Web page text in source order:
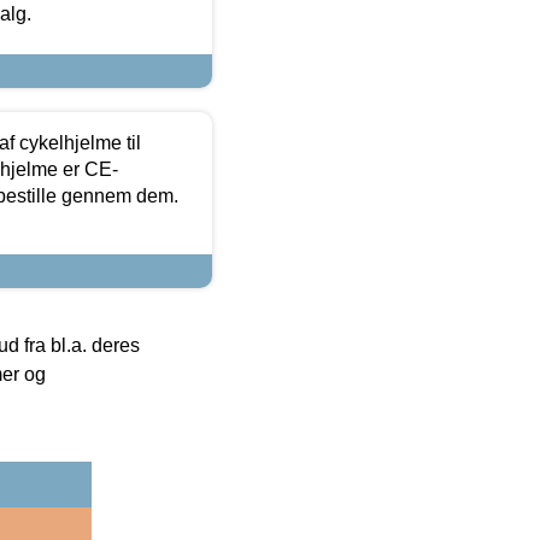
cykelhjelme til
er CE-
gennem dem.
fra bl.a. deres
og